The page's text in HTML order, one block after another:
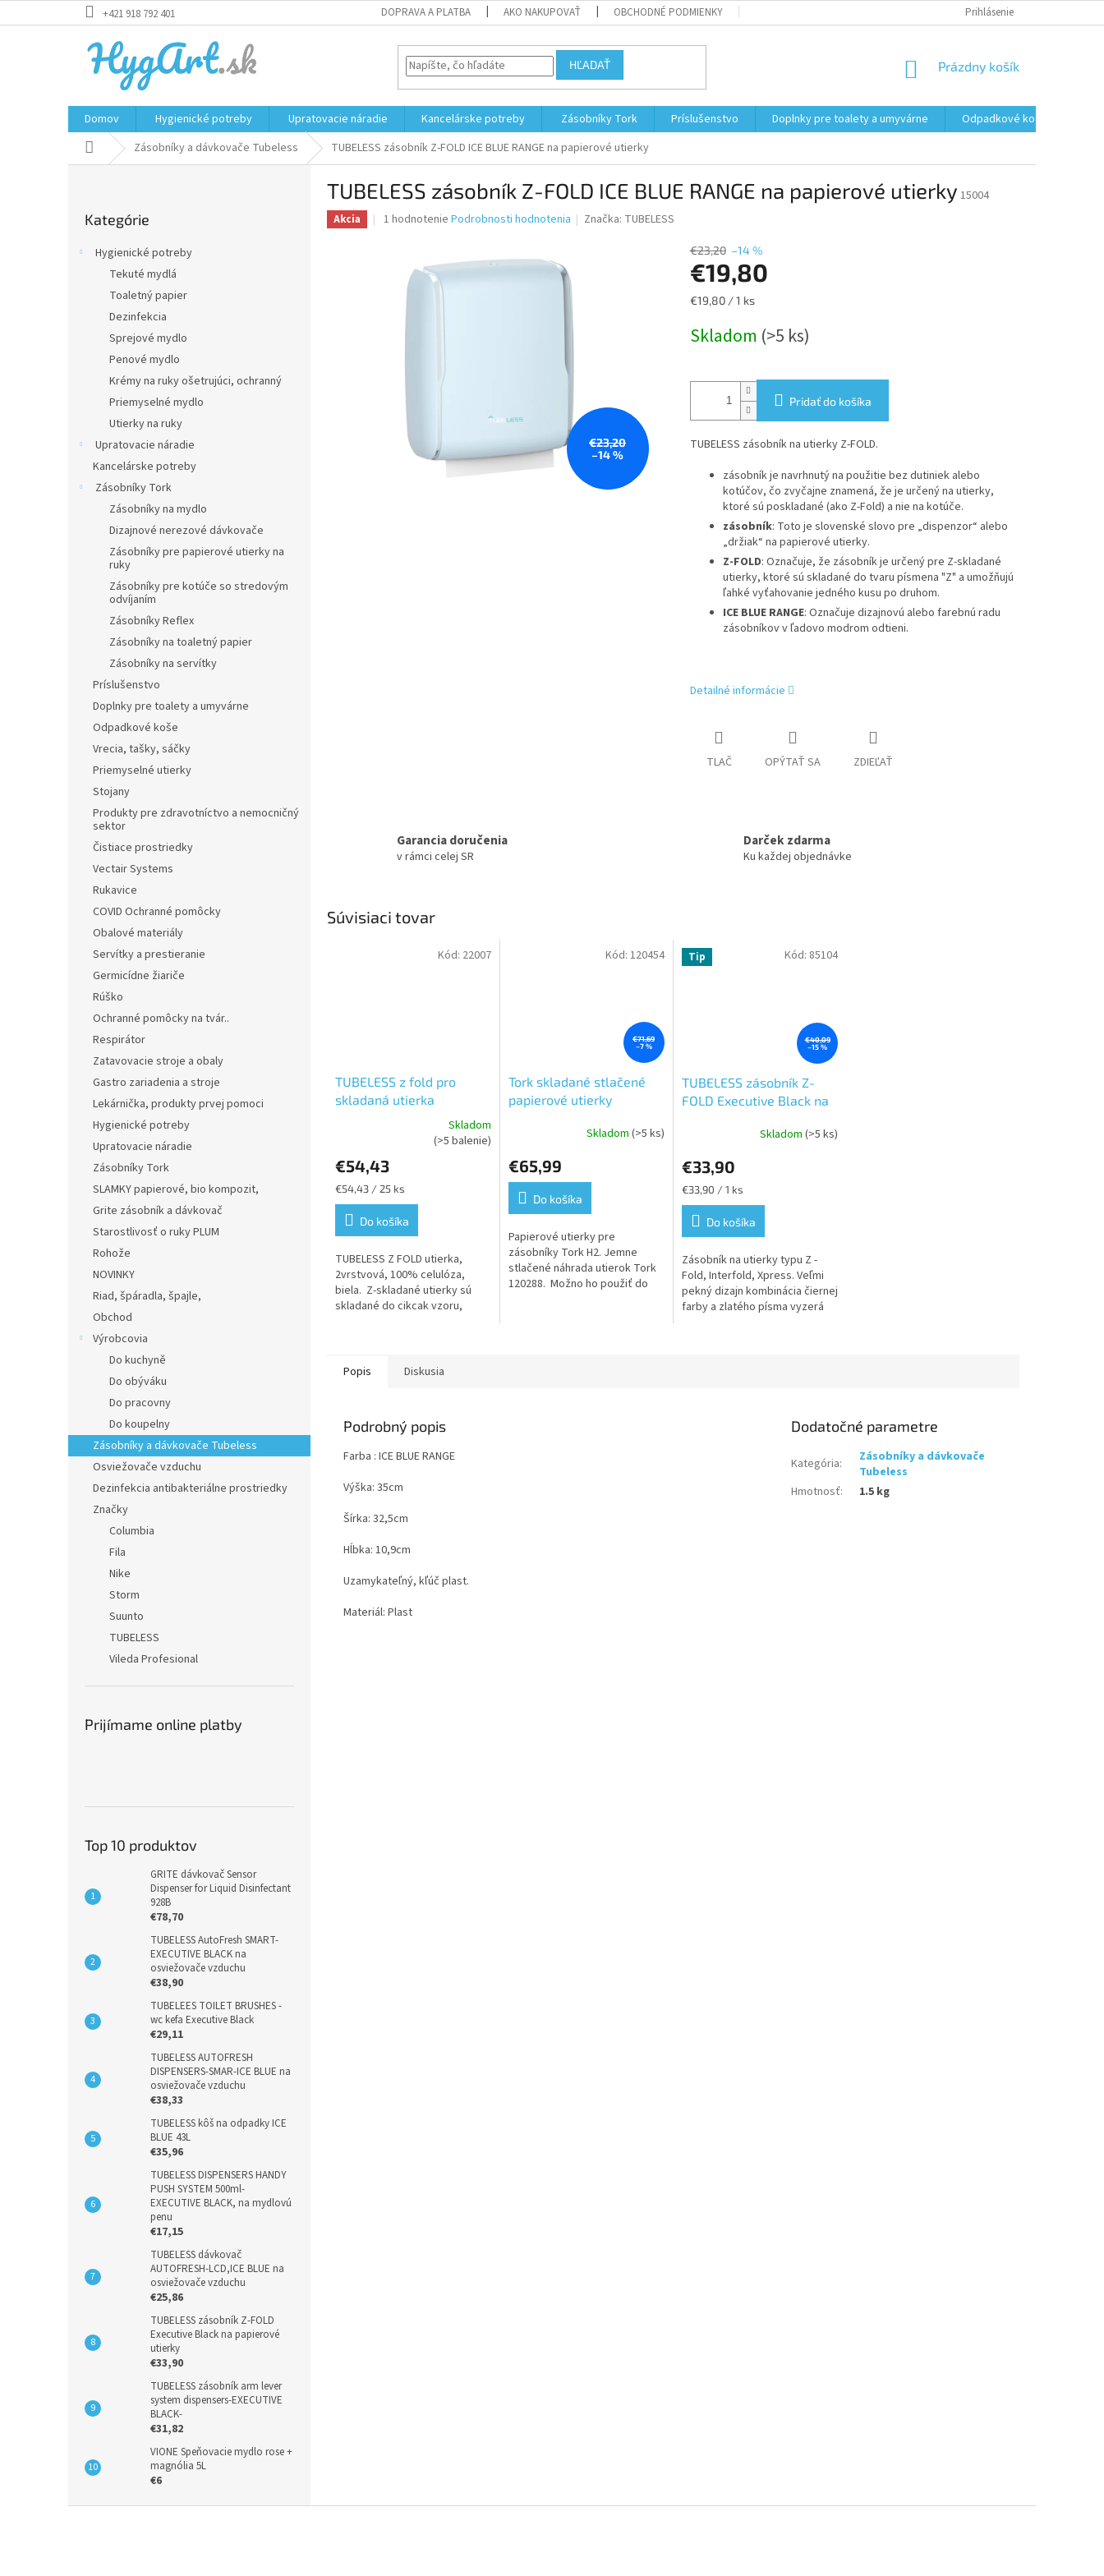
na
+421 918 792 401 DOPRAVA A PLATBA AKO NAKUPOVAŤ OBCHODNÉ PODMIENKY FORMULÁR NA
Prihlásenie
HĽADAŤ
NÁKUPNÝ
Prázdny košík
Domov Hygienické potreby Upratovacie náradie Kancelárske potreby Zásobníky Tork Príslušenstvo Doplnky pre toalety a umyvárne Odpadkové koše
Domov Zásobníky a dávkovače Tubeless TUBELESS zásobník Z-FOLD ICE BLUE RANGE na papierové utierky
kategórie
Kategórie
Hygienické potreby
Tekuté mydlá
Toaletný papier
Dezinfekcia
Sprejové mydlo
Penové mydlo
Krémy na ruky ošetrujúci, ochranný
Priemyselné mydlo
Utierky na ruky
Upratovacie náradie
Kancelárske potreby
Zásobníky Tork
Zásobníky na mydlo
Dizajnové nerezové dávkovače
Zásobníky pre papierové utierky na
ruky
Zásobníky pre kotúče so stredovým
odvíjaním
Zásobníky Reflex
Zásobníky na toaletný papier
Zásobníky na servítky
Príslušenstvo
Doplnky pre toalety a umyvárne
Odpadkové koše
Vrecia, tašky, sáčky
Priemyselné utierky
Stojany
Produkty pre zdravotníctvo a nemocničný
sektor
Čistiace prostriedky
Vectair Systems
Rukavice
COVID Ochranné pomôcky
Obalové materiály
Servítky a prestieranie
Germicídne žiariče
Rúško
Ochranné pomôcky na tvár..
Respirátor
Zatavovacie stroje a obaly
Gastro zariadenia a stroje
Lekárnička, produkty prvej pomoci
Hygienické potreby
Upratovacie náradie
Zásobníky Tork
SLAMKY papierové, bio kompozit,
Grite zásobník a dávkovač
Starostlivosť o ruky PLUM
Rohože
NOVINKY
Riad, špáradla, špajle,
Obchod
Výrobcovia
Do kuchyně
Do obýváku
Do pracovny
Do koupelny
Zásobníky a dávkovače Tubeless
Osviežovače vzduchu
Dezinfekcia antibakteriálne prostriedky
Značky
Columbia
Fila
Nike
Storm
Suunto
TUBELESS
Vileda Profesional
Prijímame online platby
Top 10 produktov
GRITE dávkovač Sensor
Dispenser for Liquid Disinfectant
928B
€78,70
TUBELESS AutoFresh SMART-
EXECUTIVE BLACK na
osviežovače vzduchu
€38,90
TUBELEES TOILET BRUSHES -
wc kefa Executive Black
€29,11
TUBELESS AUTOFRESH
DISPENSERS-SMAR-ICE BLUE na
osviežovače vzduchu
€38,33
TUBELESS kôš na odpadky ICE
BLUE 43L
€35,96
TUBELESS DISPENSERS HANDY
PUSH SYSTEM 500ml-
EXECUTIVE BLACK, na mydlovú
penu
€17,15
TUBELESS dávkovač
AUTOFRESH-LCD,ICE BLUE na
osviežovače vzduchu
€25,86
TUBELESS zásobník Z-FOLD
Executive Black na papierové
utierky
€33,90
TUBELESS zásobník arm lever
system dispensers-EXECUTIVE
BLACK-
€31,82
VIONE Speňovacie mydlo rose +
magnólia 5L
€6
TUBELESS zásobník Z-FOLD ICE BLUE RANGE na papierové utierky 15004
Akcia
Priemerné
hviezdičiek.
1 hodnotenie Podrobnosti hodnotenia Značka: TUBELESS
€23,20
–14 %
€23,20 –14 %
€19,80
Jednotková
€19,80 / 1 ks
Skladom (>5 ks)
Pridať do košíka
TUBELESS zásobník na utierky Z-FOLD.
zásobník je navrhnutý na použitie bez dutiniek alebo
kotúčov, čo zvyčajne znamená, že je určený na utierky,
ktoré sú poskladané (ako Z-Fold) a nie na kotúče.
zásobník: Toto je slovenské slovo pre „dispenzor“ alebo
„držiak“ na papierové utierky.
Z-FOLD: Označuje, že zásobník je určený pre Z-skladané
utierky, ktoré sú skladané do tvaru písmena "Z" a umožňujú
ľahké vyťahovanie jedného kusu po druhom.
ICE BLUE RANGE: Označuje dizajnovú alebo farebnú radu
zásobníkov v ľadovo modrom odtieni.
Detailné informácie
TLAČ OPÝTAŤ SA ZDIEĽAŤ
Garancia doručenia
v rámci celej SR
Darček zdarma
Ku každej objednávke
Súvisiaci tovar
TUBELESS z fold pro
skladaná utierka
2vrst.4250ks/kart. H2
produktu
je
5,0
Skladom
(>5 balenie)
€54,43
Jednotková
cena:
€54,43 / 25 ks
Do košíka
TUBELESS Z FOLD utierka,
2vrstvová, 100% celulóza,
biela. Z-skladané utierky sú
skladané do cikcak vzoru,
Kód: 22007
€71,69
–7 %
Tork skladané stlačené
papierové utierky
Advanced, jemné, biele,2
kartóne,12 balíkov po
200ks-H2
produktu
je
5,0
z
5
hviezdičiek.
Skladom (>5 ks)
€65,99
Do košíka
Papierové utierky pre
zásobníky Tork H2. Jemne
stlačené náhrada utierok Tork
120288. Možno ho použiť do
Kód: 120454 Tip
€40,09
–15 %
TUBELESS zásobník Z-
FOLD Executive Black na
produktu
je
5,0
Skladom(>5 ks)
€33,90
Jednotková
cena:
€33,90 / 1 ks
Do košíka
Zásobník na utierky typu Z -
Fold, Interfold, Xpress. Veľmi
pekný dizajn kombinácia čiernej
farby a zlatého písma vyzerá
Kód: 85104
Popis Diskusia
Podrobný popis
Farba : ICE BLUE RANGE
Výška: 35cm
Šírka: 32,5cm
Hĺbka: 10,9cm
Uzamykateľný, kľúč plast.
Materiál: Plast
Dodatočné parametre
Kategória:
Zásobníky a dávkovače
Tubeless
Hmotnosť: 1.5 kg